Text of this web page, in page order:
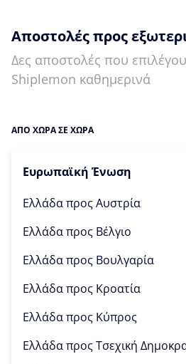
Αποστολές προς
Δες αποστολές που
Shiplemon καθημερινά
ΑΠΟ ΧΩΡΑ ΣΕ ΧΩΡΑ
Ευρωπαϊκή Ένωση
Ελλάδα προςΑυστρία
Ελλάδα προς Βέλγιο
Ελλάδα προς Βουλγαρία
Ελλάδα προς Κροατία
Ελλάδα προς Κύπρος
Ελλάδα προςΤσεχική